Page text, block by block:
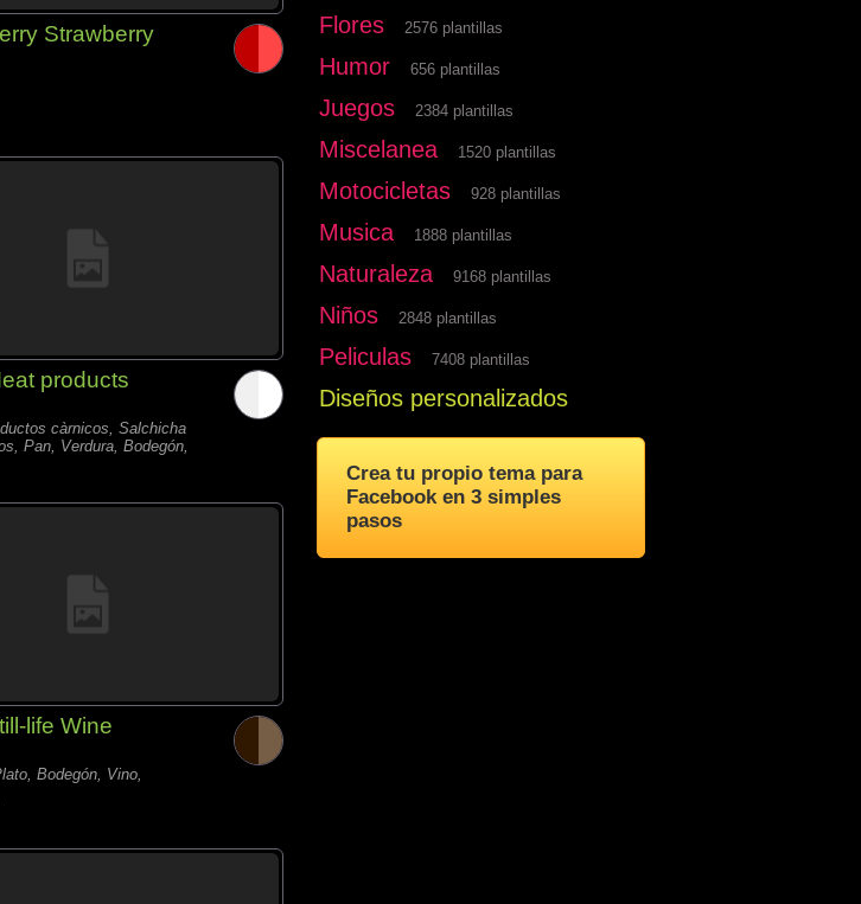
Strawberry
products
càrnicos, Salchicha
Pan, Verdura, Bodegón,
life Wine
Bodegón, Vino,
Flores 2576 plantillas
Humor 656 plantillas
Juegos 2384 plantillas
Miscelanea 1520 plantillas
Motocicletas 928 plantillas
Musica 1888 plantillas
Naturaleza 9168 plantillas
Niños 2848 plantillas
Peliculas 7408 plantillas
Diseños personalizados
Crea tu propio tema para
Facebook en 3 simples
pasos